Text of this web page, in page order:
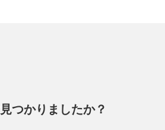
つかりましたか？